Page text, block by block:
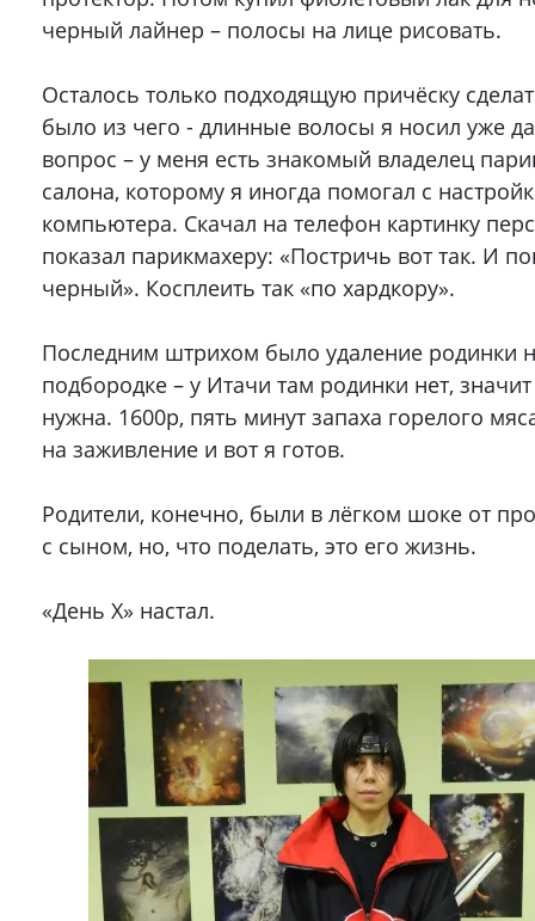
черный лайнер – полосы на лице рисовать.
Осталось только подходящую причёску
было из чего - длинные волосы я носил уже
вопрос – у меня есть знакомый владелец
салона, которому я иногда помогал с
компьютера. Скачал на телефон картинку
показал парикмахеру: «Постричь вот так. И
черный». Косплеить так «по хардкору».
Последним штрихом было удаление родинки
подбородке – у Итачи там родинки нет,
нужна. 1600р, пять минут запаха горелого
на заживление и вот я готов.
Родители, конечно, были в лёгком шоке от
с сыном, но, что поделать, это его жизнь.
«День Х» настал.